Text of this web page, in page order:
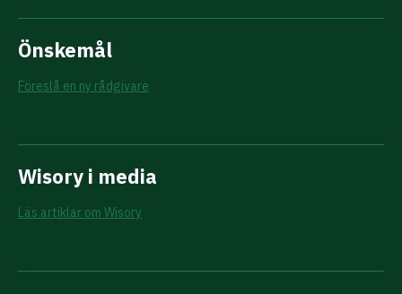
Önskemål
Föreslå en ny rådgivare
Wisory i media
Läs artiklar om Wisory